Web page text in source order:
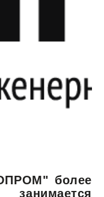
более